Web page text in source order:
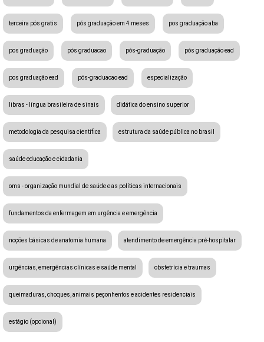
terceira pós gratis pós graduação em 4 meses pos graduação aba
pos graduação pós graduacao pós-graduação pós graduação ead
pos graduação ead pós-graduacao ead especialização
libras - língua brasileira de sinais didática do ensino superior
metodologia da pesquisa científica estrutura da saúde pública no brasil
saúde educação e cidadania
oms - organização mundial de saúde e as políticas internacionais
fundamentos da enfermagem em urgência e emergência
noções básicas de anatomia humana atendimento de emergência pré-hospitalar
urgências, emergências clínicas e saúde mental obstetrícia e traumas
queimaduras, choques, animais peçonhentos e acidentes residenciais
estágio (opcional)